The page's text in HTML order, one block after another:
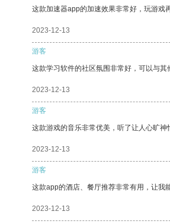
这款加速器app的加速效果非常好，玩游戏
2023-12-13
游客
这款学习软件的社区氛围非常好，可以与其
2023-12-13
游客
这款游戏的音乐非常优美，听了让人心旷神
2023-12-13
游客
这款app的酒店、餐厅推荐非常有用，让我
2023-12-13